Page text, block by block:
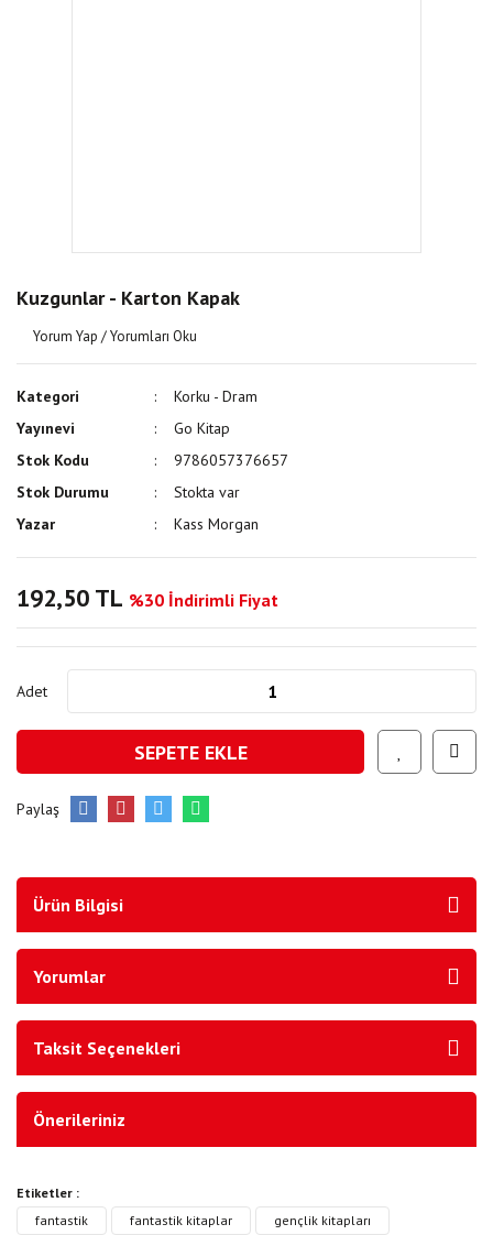
Kuzgunlar - Karton Kapak
Yorum Yap / Yorumları Oku
Kategori
Korku - Dram
Yayınevi
Go Kitap
Stok Kodu
9786057376657
Stok Durumu
Stokta var
Yazar
Kass Morgan
192,50 TL %30 İndirimli Fiyat
Adet
SEPETE EKLE
Paylaş
Ürün Bilgisi
Yorumlar
Taksit Seçenekleri
Önerileriniz
Etiketler :
fantastik
fantastik kitaplar
gençlik kitapları